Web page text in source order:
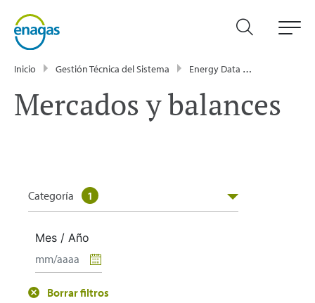
Inicio Gestión Técnica del Sistema Energy Data
Mercados y balances
Categoría 1
Mes / Año
Borrar filtros